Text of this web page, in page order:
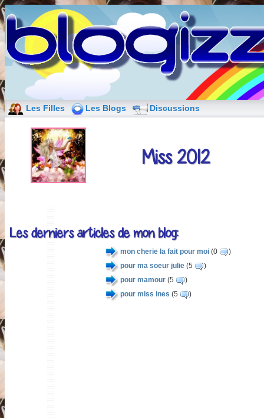
Les Filles Les Blogs Discussions
Miss 2012
Les derniers articles de mon blog:
mon cherie la fait pour moi (0
)
pour ma soeur julie (5
)
pour mamour (5
)
pour miss ines (5 )